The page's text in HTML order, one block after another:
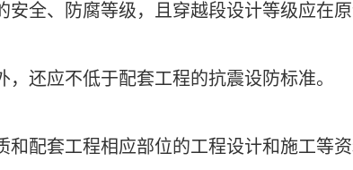
全、防腐等级，且穿越段设计等级应在
还应不低于配套工程的抗震设防标准。
配套工程相应部位的工程设计和施工等资